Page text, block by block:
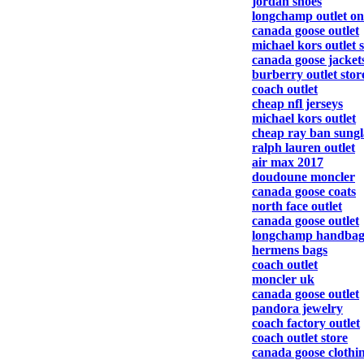
longchamp outlet
canada goose outlet
michael kors outlet
canada goose
burberry outlet
coach outlet
cheap nfl jerseys
michael kors outlet
cheap ray ban
ralph lauren outlet
air max 2017
doudoune moncler
canada goose coats
north face outlet
canada goose outlet
longchamp
hermens bags
coach outlet
moncler uk
canada goose outlet
pandora jewelry
coach factory outlet
coach outlet store
canada goose